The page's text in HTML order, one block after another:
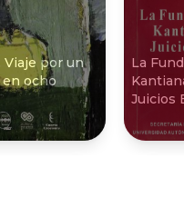
Viaje por un
ocho
La
Juicios